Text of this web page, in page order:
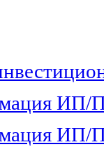
ИП/
ИП/